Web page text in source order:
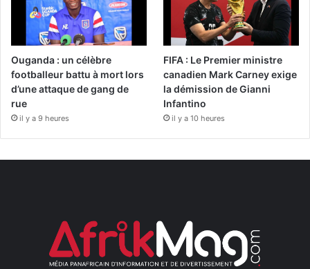
Ouganda : un célèbre
footballeur battu à mort lors
d’une attaque de gang de
rue
il y a 9 heures
FIFA : Le Premier ministre
canadien Mark Carney exige
la démission de Gianni
Infantino
il y a 10 heures